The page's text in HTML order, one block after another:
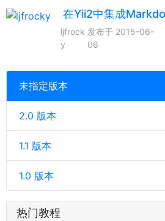
在Yii2中集成
ljfrock
y
发布于 2015-06-
06
未指定版本
2.0 版本
1.1 版本
1.0 版本
热门教程